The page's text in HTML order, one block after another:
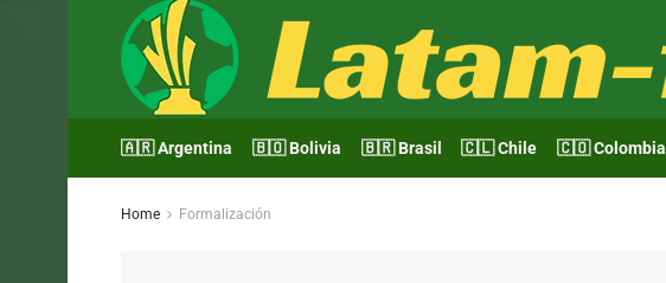
🇦🇷 Argentina 🇧🇴 Bolivia 🇧🇷 Brasil 🇨🇱 Chile 🇨🇴 Colombia
Home Formalización